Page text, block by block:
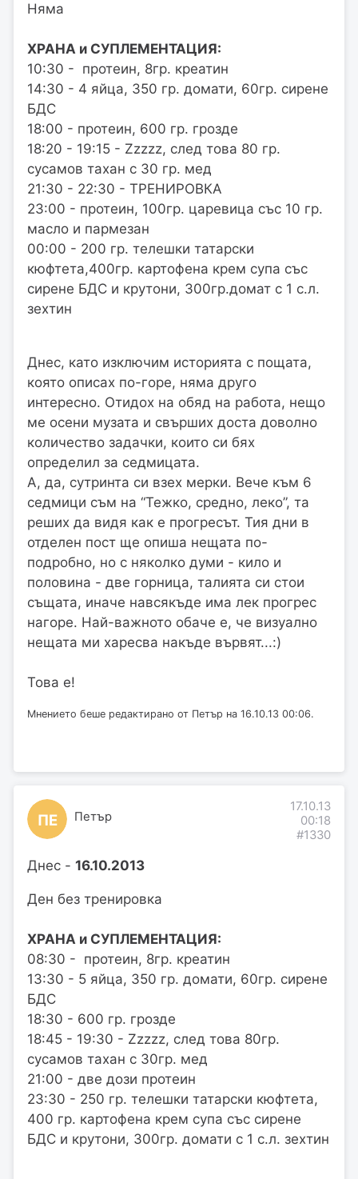
Няма
ХРАНА и СУПЛЕМЕНТАЦИЯ:
10:30 - протеин, 8гр. креатин
14:30 - 4 яйца, 350 гр. домати, 60гр. сирене
БДС
18:00 - протеин, 600 гр. грозде
18:20 - 19:15 - Zzzzz, след това 80 гр.
сусамов тахан с 30 гр. мед
21:30 - 22:30 - ТРЕНИРОВКА
23:00 - протеин, 100гр. царевица със 10 гр.
масло и пармезан
00:00 - 200 гр. телешки татарски
кюфтета,400гр. картофена крем супа със
сирене БДС и крутони, 300гр.домат с 1 с.л.
зехтин
Днес, като изключим историята с пощата,
която описах по-горе, няма друго
интересно. Отидох на обяд на работа, нещо
ме осени музата и свърших доста доволно
количество задачки, които си бях
определил за седмицата.
А, да, сутринта си взех мерки. Вече към 6
седмици съм на “Тежко, средно, леко”, та
реших да видя как е прогресът. Тия дни в
отделен пост ще опиша нещата по-
подробно, но с няколко думи - кило и
половина - две горница, талията си стои
същата, иначе навсякъде има лек прогрес
нагоре. Най-важното обаче е, че визуално
нещата ми харесва накъде вървят...:)
Това е!
Мнението беше редактирано от Петър на 16.10.13 00:06.
ПЕ Петър
17.10.13
00:18
#1330
Днес - 16.10.2013
Ден без тренировка
ХРАНА и СУПЛЕМЕНТАЦИЯ:
08:30 - протеин, 8гр. креатин
13:30 - 5 яйца, 350 гр. домати, 60гр. сирене
БДС
18:30 - 600 гр. грозде
18:45 - 19:30 - Zzzzz, след това 80гр.
сусамов тахан с 30гр. мед
21:00 - две дози протеин
23:30 - 250 гр. телешки татарски кюфтета,
400 гр. картофена крем супа със сирене
БДС и крутони, 300гр. домати с 1 с.л. зехтин